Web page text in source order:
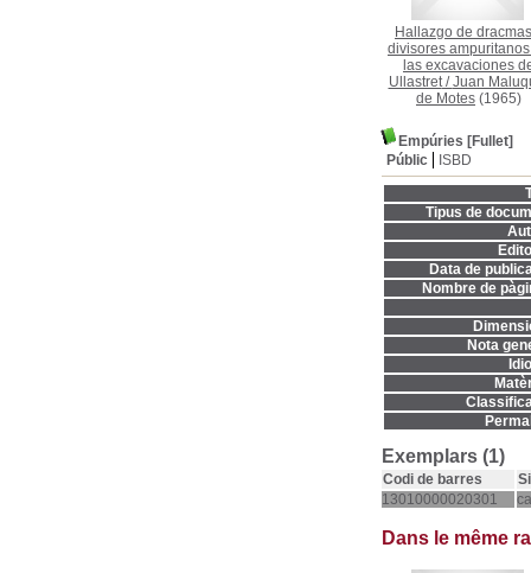
Hallazgo de
divisores
las excavaciones
Ullastret/Juan
de Motes (1965)
Empúries [Fullet]
Públic
ISBD
Tipus de
Data de
Nombre de
Nota
Exemplars (1)
Codi de barres
13010000020301
Dans le même